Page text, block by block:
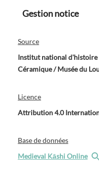
Gestion notice
Source
Institut national d'histoire
Céramique / Musée du
Licence
Attribution 4.0
Base de données
Medieval Kāshi Online